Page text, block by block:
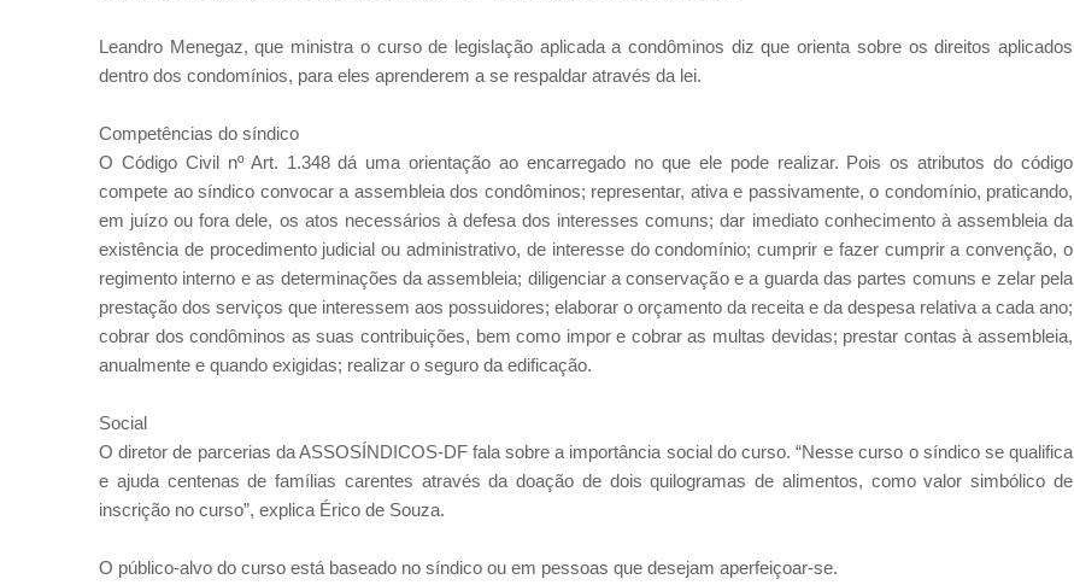
Leandro Menegaz, que ministra o curso de legislação aplicada a condôminos diz que orienta sobre os direitos aplicados
dentro dos condomínios, para eles aprenderem a se respaldar através da lei.
Competências do síndico
O Código Civil nº Art. 1.348 dá uma orientação ao encarregado no que ele pode realizar. Pois os atributos do código
compete ao síndico convocar a assembleia dos condôminos; representar, ativa e passivamente, o condomínio, praticando,
em juízo ou fora dele, os atos necessários à defesa dos interesses comuns; dar imediato conhecimento à assembleia da
existência de procedimento judicial ou administrativo, de interesse do condomínio; cumprir e fazer cumprir a convenção, o
regimento interno e as determinações da assembleia; diligenciar a conservação e a guarda das partes comuns e zelar pela
prestação dos serviços que interessem aos possuidores; elaborar o orçamento da receita e da despesa relativa a cada ano;
cobrar dos condôminos as suas contribuições, bem como impor e cobrar as multas devidas; prestar contas à assembleia,
anualmente e quando exigidas; realizar o seguro da edificação.
Social
O diretor de parcerias da ASSOSÍNDICOS-DF fala sobre a importância social do curso. “Nesse curso o síndico se qualifica
e ajuda centenas de famílias carentes através da doação de dois quilogramas de alimentos, como valor simbólico de
inscrição no curso”, explica Érico de Souza.
O público-alvo do curso está baseado no síndico ou em pessoas que desejam aperfeiçoar-se.